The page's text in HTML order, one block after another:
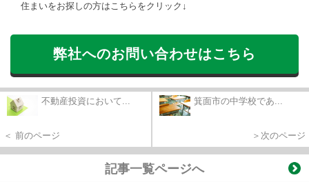
住まいをお探しの方はこちらをクリック↓
弊社へのお問い合わせはこちら
不動産投資において...
＜ 前のページ
箕面市の中学校であ...
＞次のページ
記事一覧ページへ